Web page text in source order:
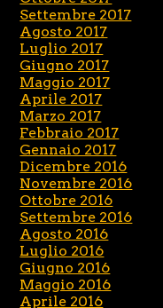
Settembre 2017
Agosto 2017
Luglio 2017
Giugno 2017
Maggio 2017
Aprile 2017
Marzo 2017
Febbraio 2017
Gennaio 2017
Dicembre 2016
Novembre 2016
Ottobre 2016
Settembre 2016
Agosto 2016
Luglio 2016
Giugno 2016
Maggio 2016
Aprile 2016